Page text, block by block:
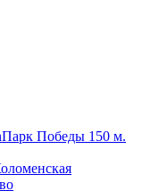
Парк Победы 150 м.